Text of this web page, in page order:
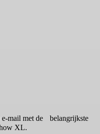
e-mail met de belangrijkste
XL.